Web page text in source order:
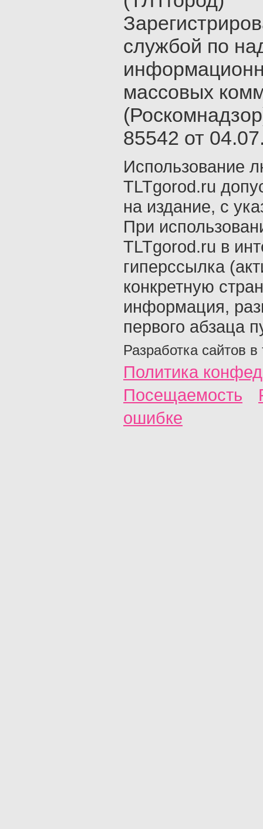
службой по
массовых
85542 от
Использование
TLTgorod.ru
на издание, с
При
TLTgorod.ru в
гиперссылка
конкретную
информация,
первого абзаца
Разработка сайтов в
Политика
Посещаемость
ошибке